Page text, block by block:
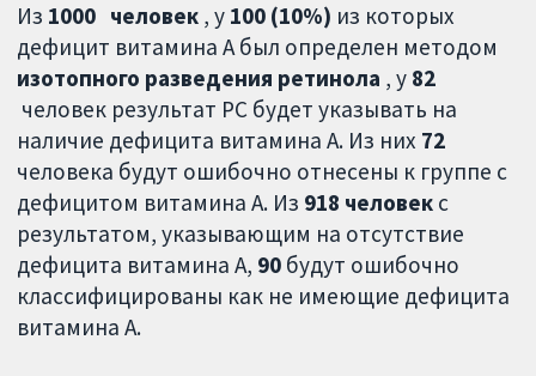
Из 1000 человек , у 100 (10%) из которых
дефицит витамина А был определен методом
изотопного разведения ретинола , у 82
человек результат РС будет указывать на
наличие дефицита витамина А. Из них 72
человека будут ошибочно отнесены к группе с
дефицитом витамина А. Из 918 человек с
результатом, указывающим на отсутствие
дефицита витамина А, 90 будут ошибочно
классифицированы как не имеющие дефицита
витамина А.